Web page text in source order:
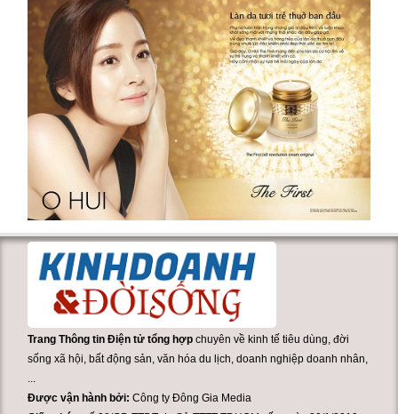
Trang Thông tin Điện tử tổng hợp chuyên về kinh tế tiêu dùng, đời
sống xã hội, bất động sản, văn hóa du lịch, doanh nghiệp doanh nhân,
...
Được vận hành bởi:Công ty Đông Gia Media